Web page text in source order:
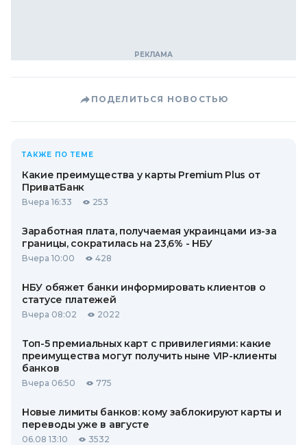
ПОДЕЛИТЬСЯ НОВОСТЬЮ
ТАКЖЕ ПО ТЕМЕ
Какие преимущества у карты Premium Plus от
ПриватБанк
Вчера 16:33 253
Заработная плата, получаемая украинцами из-за
границы, сократилась на 23,6% - НБУ
Вчера 10:00 428
НБУ обяжет банки информировать клиентов о
статусе платежей
Вчера 08:02 2022
Топ-5 премиальных карт с привилегиями: какие
преимущества могут получить ныне VIP-клиенты
банков
Вчера 06:50 775
Новые лимиты банков: кому заблокируют карты и
переводы уже в августе
06.08 13:10 3532